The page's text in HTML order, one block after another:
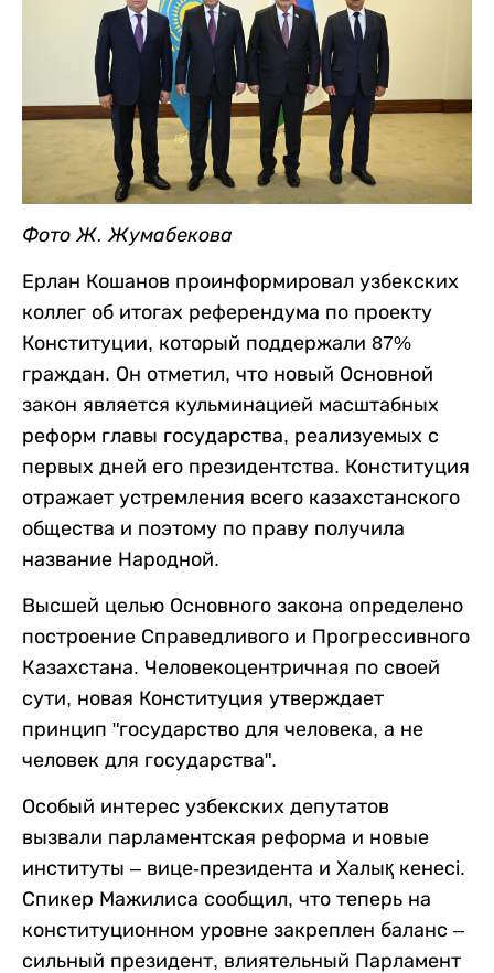
Фото Ж. Жумабекова
Ерлан Кошанов проинформировал узбекских
коллег об итогах референдума по проекту
Конституции, который поддержали 87%
граждан. Он отметил, что новый Основной
закон является кульминацией масштабных
реформ главы государства, реализуемых с
первых дней его президентства. Конституция
отражает устремления всего казахстанского
общества и поэтому по праву получила
название Народной.
Высшей целью Основного закона определено
построение Справедливого и Прогрессивного
Казахстана. Человекоцентричная по своей
сути, новая Конституция утверждает
принцип "государство для человека, а не
человек для государства".
Особый интерес узбекских депутатов
вызвали парламентская реформа и новые
институты – вице-президента и Халық кенесі.
Спикер Мажилиса сообщил, что теперь на
конституционном уровне закреплен баланс –
сильный президент, влиятельный Парламент